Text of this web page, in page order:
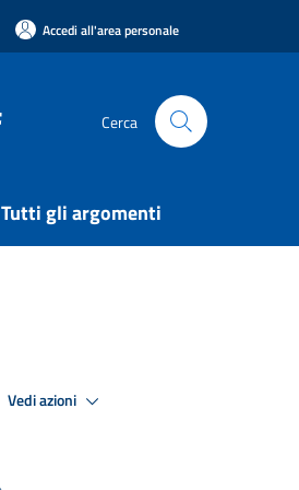
Accedi all'area personale
Cerca
Tutti gli argomenti
Vedi azioni